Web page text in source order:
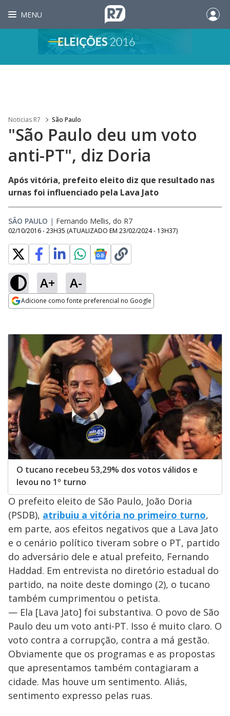
MENU
Noticias R7 São Paulo
"São Paulo deu um voto
anti-PT", diz Doria
Após vitória, prefeito eleito diz que resultado nas
urnas foi influenciado pela Lava Jato
SÃO PAULO | Fernando Mellis, do R7
02/10/2016 - 23H35 (ATUALIZADO EM 23/02/2024 - 13H37)
A+ A-
Adicione como fonte preferencial no Google
O tucano recebeu 53,29% dos votos válidos e
levou no 1º turno
O prefeito eleito de São Paulo, João Doria
(PSDB), atribuiu a vitória no primeiro turno,
em parte, aos efeitos negativos que a Lava Jato
e o cenário político tiveram sobre o PT, partido
do adversário dele e atual prefeito, Fernando
Haddad. Em entrevista no diretório estadual do
partido, na noite deste domingo (2), o tucano
também cumprimentou o petista.
— Ela [Lava Jato] foi substantiva. O povo de São
Paulo deu um voto anti-PT. Isso é muito claro. O
voto contra a corrupção, contra a má gestão.
Obviamente que os programas e as propostas
que apresentamos também contagiaram a
cidade. Mas houve um sentimento. Aliás,
sentimento expresso pelas ruas.